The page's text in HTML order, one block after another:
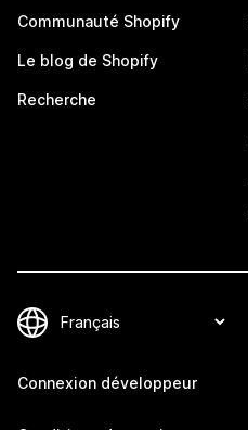
Communauté Shopify
Le blog de Shopify
Recherche
Connexion développeur